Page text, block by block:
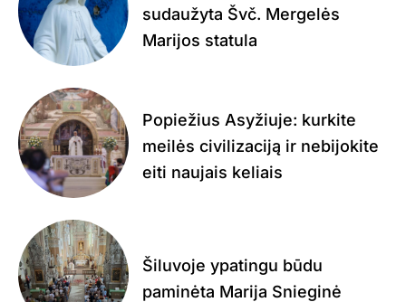
sudaužyta Švč. Mergelės
Marijos statula
Popiežius Asyžiuje: kurkite
meilės civilizaciją ir nebijokite
eiti naujais keliais
Šiluvoje ypatingu būdu
paminėta Marija Snieginė